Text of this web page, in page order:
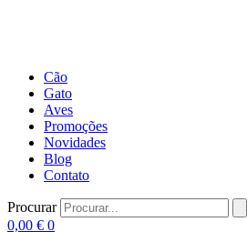
Cão
Gato
Aves
Promoções
Novidades
Blog
Contato
Procurar
0,00 € 0